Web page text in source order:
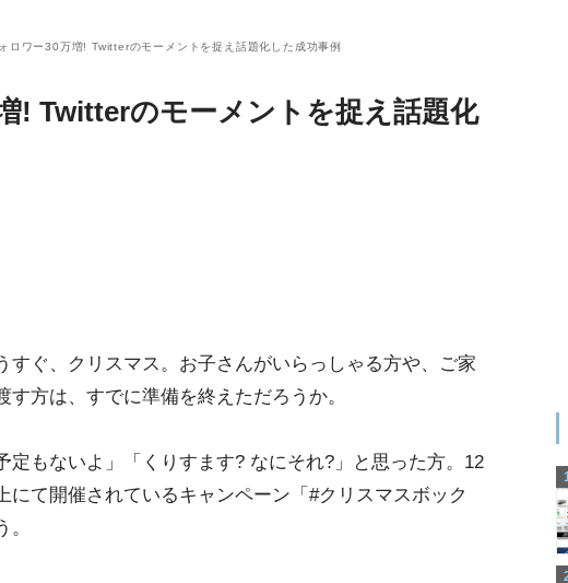
ロワー30万増! Twitterのモーメントを捉え話題化した成功事例
! Twitterのモーメントを捉え話題化
すぐ、クリスマス。お子さんがいらっしゃる方や、ご家
方は、すでに準備を終えただろうか。
定もないよ」「くりすます? なにそれ?」と思った方。12
にて開催されているキャンペーン「#クリスマスボック